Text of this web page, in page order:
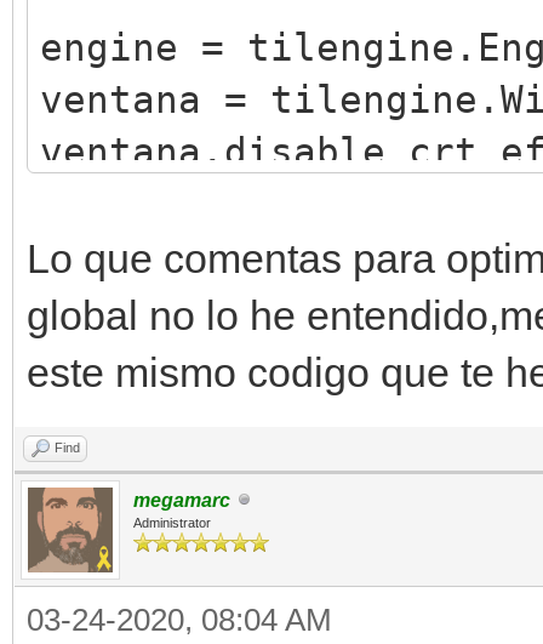
engine =
ventana =
215,242))
class
self.x = x
self.y = y
self.sprite =
Lo que comentas para
global no lo he
este mismo codigo que te
Find
megamarc
Administrator
03-24-2020, 08:04 AM